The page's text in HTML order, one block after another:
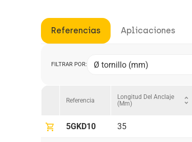
Referencias Aplicaciones
FILTRAR POR: Ø tornillo (mm)
Referencia
Longitud Del Anclaje
(mm)
unfold_more
shopping_cart 5GKD10 35